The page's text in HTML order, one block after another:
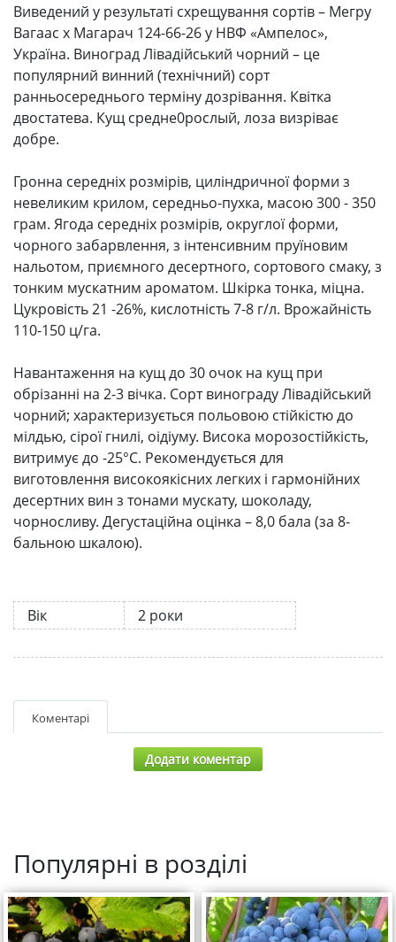
Виведений у результаті схрещування сортів – Мегру
Вагаас x Магарач 124-66-26 у НВФ «Ампелос»,
Україна. Виноград Лівадійський чорний – це
популярний винний (технічний) сорт
ранньосереднього терміну дозрівання. Квітка
двостатева. Кущ средне0рослый, лоза визріває
добре.
Гронна середніх розмірів, циліндричної форми з
невеликим крилом, середньо-пухка, масою 300 - 350
грам. Ягода середніх розмірів, округлої форми,
чорного забарвлення, з інтенсивним пруїновим
нальотом, приємного десертного, сортового смаку, з
тонким мускатним ароматом. Шкірка тонка, міцна.
Цукровість 21 -26%, кислотність 7-8 г/л. Врожайність
110-150 ц/га.
Навантаження на кущ до 30 очок на кущ при
обрізанні на 2-3 вічка. Сорт винограду Лівадійський
чорний; характеризується польовою стійкістю до
мілдью, сірої гнилі, оідіуму. Висока морозостійкість,
витримує до -25°С. Рекомендується для
виготовлення високоякісних легких і гармонійних
десертних вин з тонами мускату, шоколаду,
чорносливу. Дегустаційна оцінка – 8,0 бала (за 8-
бальною шкалою).
Вік 2 роки
Коментарі
Додати коментар
Популярні в розділі